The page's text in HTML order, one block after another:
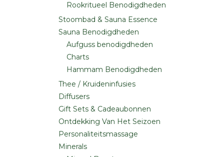
Rookritueel Benodigdheden
Stoombad & Sauna Essence
Sauna Benodigdheden
Aufguss benodigdheden
Charts
Hammam Benodigdheden
Thee / Kruideninfusies
Diffusers
Gift Sets & Cadeaubonnen
Ontdekking Van Het Seizoen
Personaliteitsmassage
Minerals